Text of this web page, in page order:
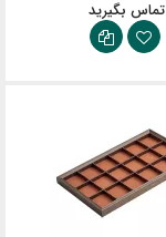
تماس بگیرید